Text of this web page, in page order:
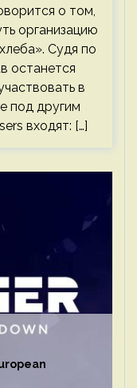
о том,
организацию
Судя по
останется
в
под другим
входят: […]